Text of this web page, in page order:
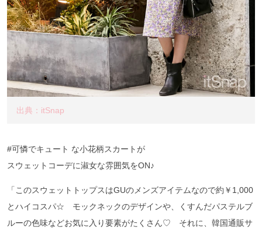
出典：itSnap
#可憐でキュート な小花柄スカートが
スウェットコーデに淑女な雰囲気をON♪
「このスウェットトップスはGUのメンズアイテムなので約￥1,000
とハイコスパ☆ モックネックのデザインや、くすんだパステルブ
ルーの色味などお気に入り要素がたくさん♡ それに、韓国通販サ